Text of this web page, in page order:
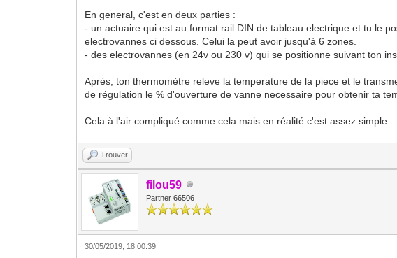
En general, c'est en deux parties :
- un actuaire qui est au format rail DIN de tableau electrique et tu le
electrovannes ci dessous. Celui la peut avoir jusqu'à 6 zones.
- des electrovannes (en 24v ou 230 v) qui se positionne suivant ton
Après, ton thermomètre releve la temperature de la piece et le
de régulation le % d'ouverture de vanne necessaire pour obtenir ta
Cela à l'air compliqué comme cela mais en réalité c'est assez simple.
Trouver
filou59
Partner 66506
30/05/2019, 18:00:39